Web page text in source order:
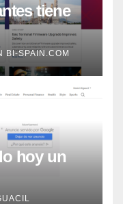
tiene
Rockwell
BI-SPAIN.COM
hoy un